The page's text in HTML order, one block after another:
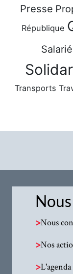
Presse
République
Salarié
Transports
>Nous
>Nos
>